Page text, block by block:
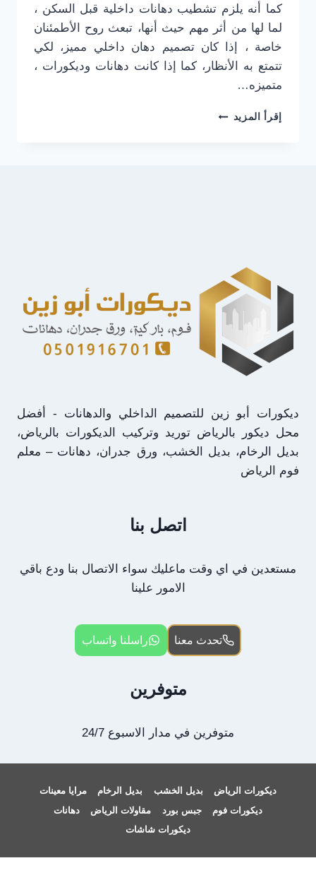
كما أنه يلزم تشطيب دهانات داخلية قبل السكن ،
لما لها من أثر مهم حيث أنها، تبعث روح الأطمئنان
خاصة ، إذا كان تصميم دهان داخلي مميز، لكي
تتمتع به الأنظار، كما إذا كانت دهانات وديكورات ،
متميزه…
إقرأ المزيد دهانات
الدهانات
الرياض
–
بوية
الرياض
ديكورات أبو زين للتصميم الداخلي والدهانات - أفضل
محل ديكور بالرياض توريد وتركيب الديكورات بالرياض،
بديل الرخام، بديل الخشب، ورق جدران، دهانات – معلم
فوم الرياض
اتصل بنا
مستعدين في اي وقت ماعليك سواء الاتصال بنا ودع باقي
الامور علينا
تحدث معنا راسلنا واتساب
متوفرين
متوفرين في مدار الاسبوع 24/7
ديكورات الرياض بديل الخشب بديل الرخام
مرايا معينات
ديكورات فوم
جبس بورد مقاولات الرياض
دهانات
ديكورات شاشات